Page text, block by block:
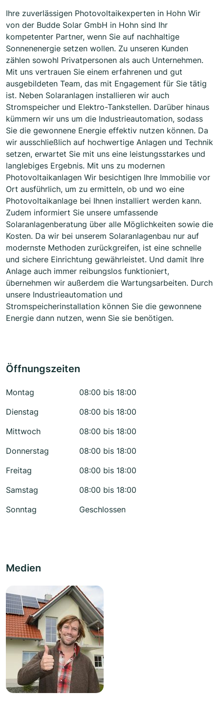
Ihre zuverlässigen Photovoltaikexperten in Hohn Wir
von der Budde Solar GmbH in Hohn sind Ihr
kompetenter Partner, wenn Sie auf nachhaltige
Sonnenenergie setzen wollen. Zu unseren Kunden
zählen sowohl Privatpersonen als auch Unternehmen.
Mit uns vertrauen Sie einem erfahrenen und gut
ausgebildeten Team, das mit Engagement für Sie tätig
ist. Neben Solaranlagen installieren wir auch
Stromspeicher und Elektro-Tankstellen. Darüber hinaus
kümmern wir uns um die Industrieautomation, sodass
Sie die gewonnene Energie effektiv nutzen können. Da
wir ausschließlich auf hochwertige Anlagen und Technik
setzen, erwartet Sie mit uns eine leistungsstarkes und
langlebiges Ergebnis. Mit uns zu modernen
Photovoltaikanlagen Wir besichtigen Ihre Immobilie vor
Ort ausführlich, um zu ermitteln, ob und wo eine
Photovoltaikanlage bei Ihnen installiert werden kann.
Zudem informiert Sie unsere umfassende
Solaranlagenberatung über alle Möglichkeiten sowie die
Kosten. Da wir bei unserem Solaranlagenbau nur auf
modernste Methoden zurückgreifen, ist eine schnelle
und sichere Einrichtung gewährleistet. Und damit Ihre
Anlage auch immer reibungslos funktioniert,
übernehmen wir außerdem die Wartungsarbeiten. Durch
unsere Industrieautomation und
Stromspeicherinstallation können Sie die gewonnene
Energie dann nutzen, wenn Sie sie benötigen.
Öffnungszeiten
Montag
08:00 bis 18:00
Dienstag
08:00 bis 18:00
Mittwoch
08:00 bis 18:00
Donnerstag
08:00 bis 18:00
Freitag
08:00 bis 18:00
Samstag
08:00 bis 18:00
Sonntag
Geschlossen
Medien